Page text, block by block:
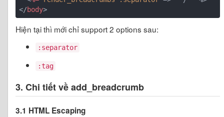
</body>
Hiện tại thì mới chỉ support 2 options sau:
:separator
:tag
3. Chi tiết về add_breadcrumb
3.1 HTML Escaping